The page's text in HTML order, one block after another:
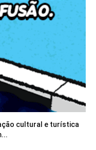
cultural e turística